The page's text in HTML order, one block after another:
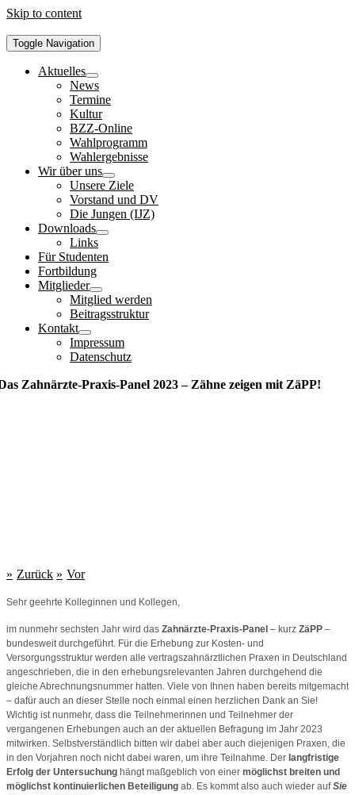
Skip to content
Toggle Navigation
Aktuelles
News
Termine
Kultur
BZZ-Online
Wahlprogramm
Wahlergebnisse
Wir über uns
Unsere Ziele
Vorstand und DV
Die Jungen (IJZ)
Downloads
Links
Für Studenten
Fortbildung
Mitglieder
Mitglied werden
Beitragsstruktur
Kontakt
Impressum
Datenschutz
Zahnärzte-Praxis-Panel 2023 – Zähne zeigen mit ZäPP!
Zurück Vor
Sehr geehrte Kolleginnen und Kollegen,
im nunmehr sechsten Jahr wird das Zahnärzte-Praxis-Panel – kurz ZäPP –
bundesweit durchgeführt. Für die Erhebung zur Kosten- und
Versorgungsstruktur werden alle vertragszahnärztlichen Praxen in Deutschland
angeschrieben, die in den erhebungsrelevanten Jahren durchgehend die
gleiche Abrechnungsnummer hatten. Viele von Ihnen haben bereits mitgemacht
– dafür auch an dieser Stelle noch einmal einen herzlichen Dank an Sie!
Wichtig ist nunmehr, dass die Teilnehmerinnen und Teilnehmer der
vergangenen Erhebungen auch an der aktuellen Befragung im Jahr 2023
mitwirken. Selbstverständlich bitten wir dabei aber auch diejenigen Praxen, die
in den Vorjahren noch nicht dabei waren, um ihre Teilnahme. Der langfristige
Erfolg der Untersuchung hängt maßgeblich von einer möglichst breiten und
möglichst kontinuierlichen Beteiligung ab. Es kommt also auch wieder aufSie